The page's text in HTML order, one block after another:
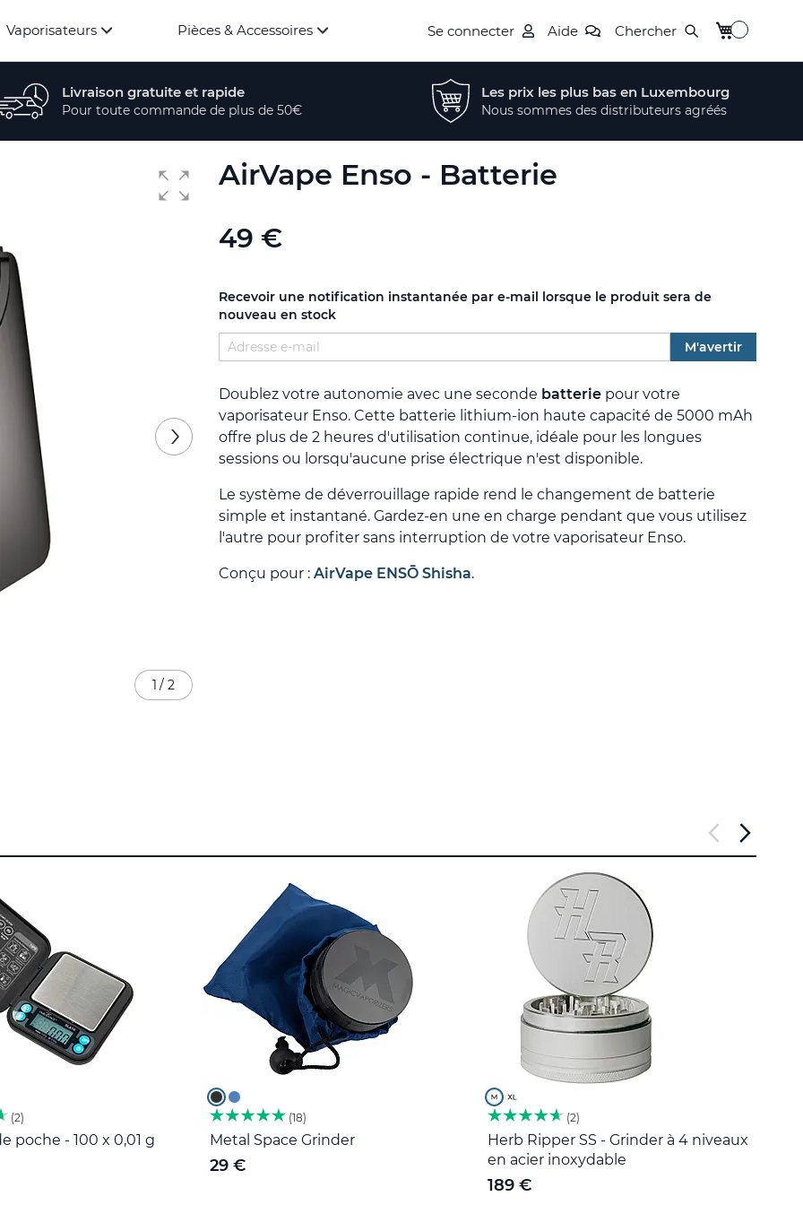
Vaporisateurs Pièces & Accessoires Se connecter Aide Chercher Mon panier
Livraison gratuite et rapide
Pour toute commande de plus de 50€
Les prix les plus bas en Luxembourg
Nous sommes des distributeurs agréés
AirVape Enso - Batterie
49 €
Recevoir une notification instantanée par e-mail lorsque le produit sera de
nouveau en stock
M'avertir
Doublez votre autonomie avec une seconde batterie pour votre
vaporisateur Enso. Cette batterie lithium-ion haute capacité de 5000 mAh
offre plus de 2 heures d'utilisation continue, idéale pour les longues
sessions ou lorsqu'aucune prise électrique n'est disponible.
Le système de déverrouillage rapide rend le changement de batterie
simple et instantané. Gardez-en une en charge pendant que vous utilisez
l'autre pour profiter sans interruption de votre vaporisateur Enso.
Conçu pour : AirVape ENSŌ Shisha.
1 / 2
2
poche - 100 x 0,01 g
18
Metal Space Grinder
29 €
2
Herb Ripper SS - Grinder à 4 niveaux
en acier inoxydable
189 €